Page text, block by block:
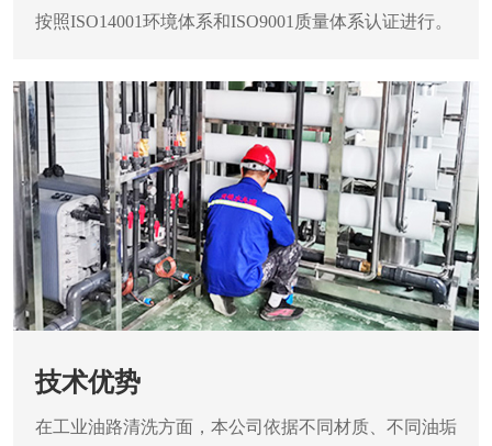
按照ISO14001环境体系和ISO9001质量体系认证进行。
技术优势
在工业油路清洗方面，本公司依据不同材质、不同油垢